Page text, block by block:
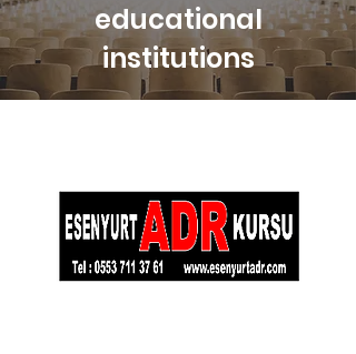
educational
institutions